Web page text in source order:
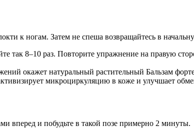
к ногам. Затем не спеша возвращайтесь в
так 8–10 раз. Повторите упражнение на правую
окажет натуральный растительный Бальзам
микроциркуляцию в коже и улучшает
вперед и побудьте в такой позе примерно 2 минуты.